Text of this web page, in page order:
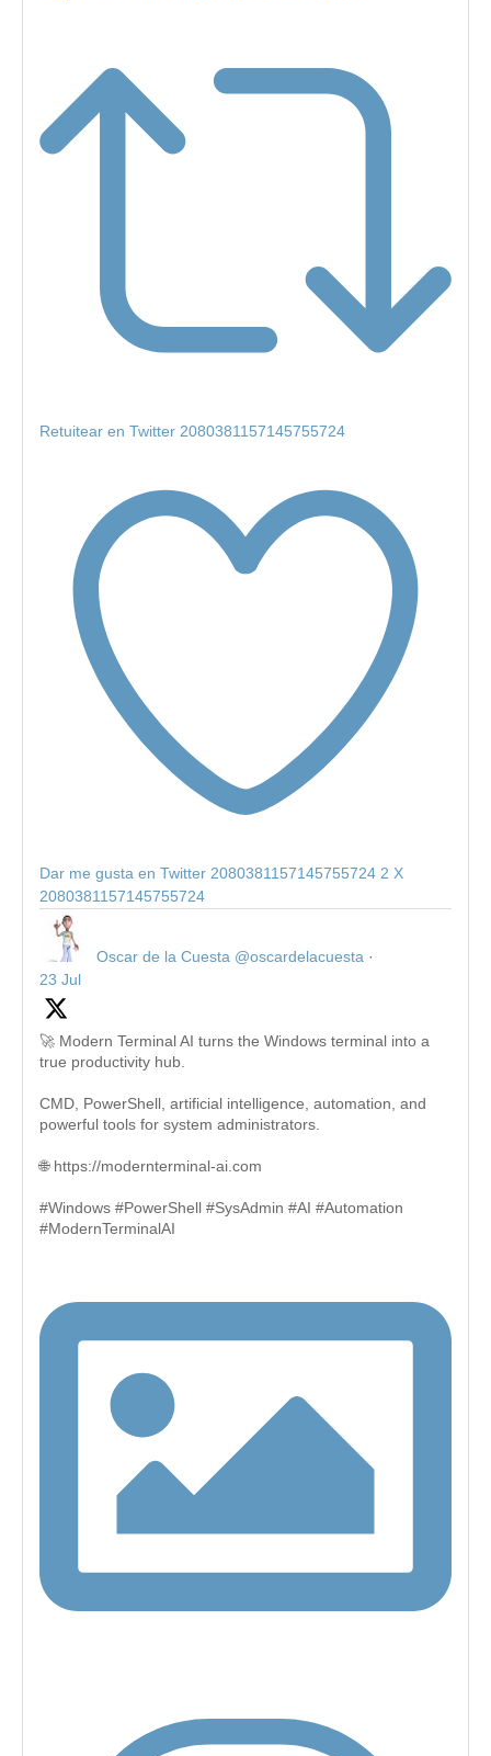
Retuitear en Twitter 2080381157145755724
Dar me gusta en Twitter 2080381157145755724 2 X
2080381157145755724
Oscar de la Cuesta @oscardelacuesta ·
23 Jul
🚀 Modern Terminal AI turns the Windows terminal into a
true productivity hub.
CMD, PowerShell, artificial intelligence, automation, and
powerful tools for system administrators.
🌐 https://modernterminal-ai.com
#Windows #PowerShell #SysAdmin #AI #Automation
#ModernTerminalAI